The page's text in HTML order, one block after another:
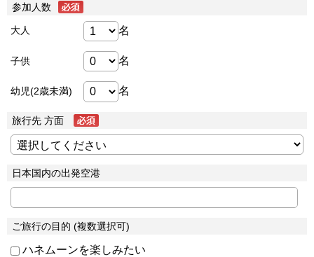
参加人数
大人 名
子供 名
幼児(2歳未満) 名
旅行先 方面
日本国内の出発空港
ご旅行の目的 (複数選択可)
ハネムーンを楽しみたい